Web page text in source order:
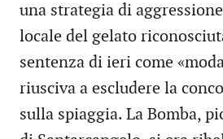
una strategia di
locale del gelato
sentenza di ieri come
riusciva a escludere la
sulla spiaggia. La Bomba,